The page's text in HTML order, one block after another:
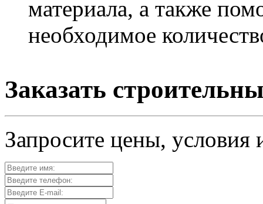
материала, а также
необходимое
Заказать
Запросите цены, условия